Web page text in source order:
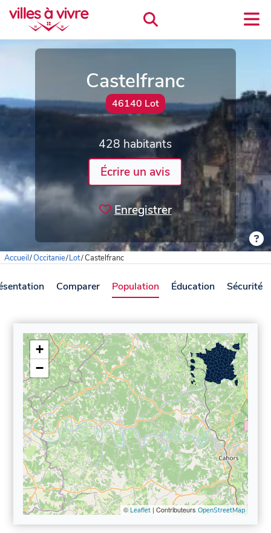
Castelfranc
46140 Lot
428 habitants
Écrire un avis
Enregistrer
Accueil/Occitanie/Lot/Castelfranc
Comparer Population Éducation Sécurité
+
−
© Leaflet| Contributeurs OpenStreetMap